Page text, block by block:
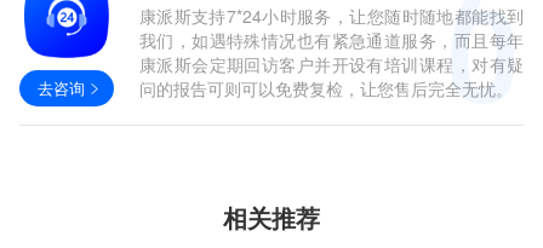
去咨询
康派斯支持7*24小时服务，让您随时随地都能找到
我们，如遇特殊情况也有紧急通道服务，而且每年
康派斯会定期回访客户并开设有培训课程，对有疑
问的报告可则可以免费复检，让您售后完全无忧。
相关推荐